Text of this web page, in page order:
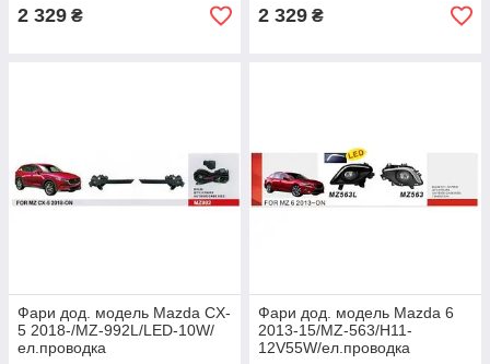
2 329 ₴ 2 329 ₴
Фари дод. модель Mazda CX-
5 2018-/MZ-992L/LED-10W/
ел.проводка
Фари дод. модель Mazda 6
2013-15/MZ-563/H11-
12V55W/ел.проводка